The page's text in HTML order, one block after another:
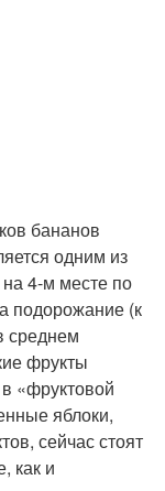
бананов
одним из
4-м месте по
подорожание (к
среднем
фрукты
«фруктовой
яблоки,
сейчас стоят
как и